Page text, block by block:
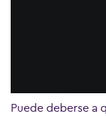
Puede deberse a